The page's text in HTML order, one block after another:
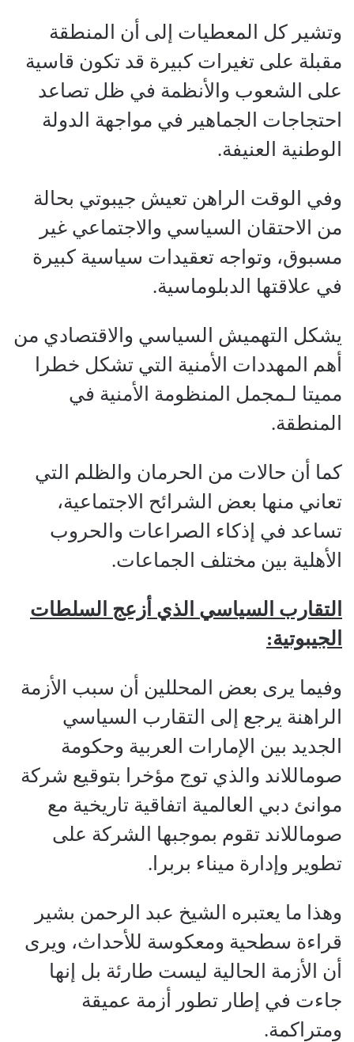
وتشير كل المعطيات إلى أن المنطقة
مقبلة على تغيرات كبيرة قد تكون قاسية
على الشعوب والأنظمة في ظل تصاعد
احتجاجات الجماهير في مواجهة الدولة
الوطنية العنيفة.
وفي الوقت الراهن تعيش جيبوتي بحالة
من الاحتقان السياسي والاجتماعي غير
مسبوق، وتواجه تعقيدات سياسية كبيرة
في علاقتها الدبلوماسية.
يشكل التهميش السياسي والاقتصادي من
أهم المهددات الأمنية التي تشكل خطرا
مميتا لـمجمل المنظومة الأمنية في
المنطقة.
كما أن حالات من الحرمان والظلم التي
تعاني منها بعض الشرائح الاجتماعية،
تساعد في إذكاء الصراعات والحروب
الأهلية بين مختلف الجماعات.
التقارب السياسي الذي أزعج السلطات
الجيبوتية:
وفيما يرى بعض المحللين أن سبب الأزمة
الراهنة يرجع إلى التقارب السياسي
الجديد بين الإمارات العربية وحكومة
صوماللاند والذي توج مؤخرا بتوقيع شركة
موانئ دبي العالمية اتفاقية تاريخية مع
صوماللاند تقوم بموجبها الشركة على
تطوير وإدارة ميناء بربرا.
وهذا ما يعتبره الشيخ عبد الرحمن بشير
قراءة سطحية ومعكوسة للأحداث، ويرى
أن الأزمة الحالية ليست طارئة بل إنها
جاءت في إطار تطور أزمة عميقة
ومتراكمة.